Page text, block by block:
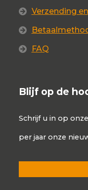
Verzending
FAQ
Blijf op de
Schrijf u in op
per jaar onze